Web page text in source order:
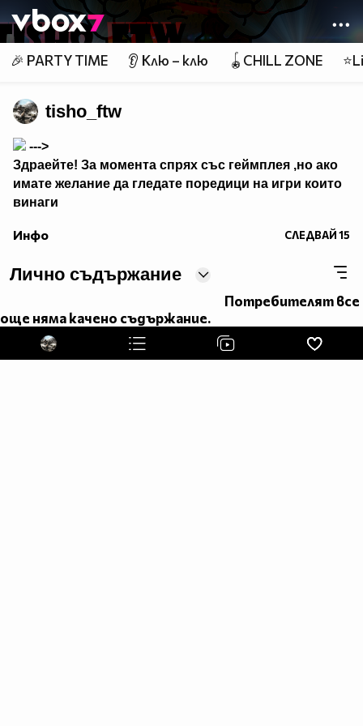
👾
🎉 PARTY TIME 👂 Клю – клю 🪀CHILL ZONE
tisho_ftw
--->
Здраейте! За момента спрях със геймплея ,но ако
имате желание да гледате поредици на игри които
винаги
лично ако искате да се завърна !!! :)
Инфо СЛЕДВАЙ15
Лично съдържание
Потребителят все
още няма качено съдържание.